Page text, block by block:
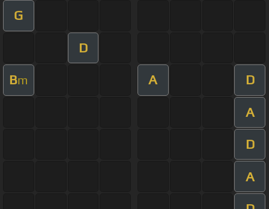
G
D
Bm A D
A
D
A